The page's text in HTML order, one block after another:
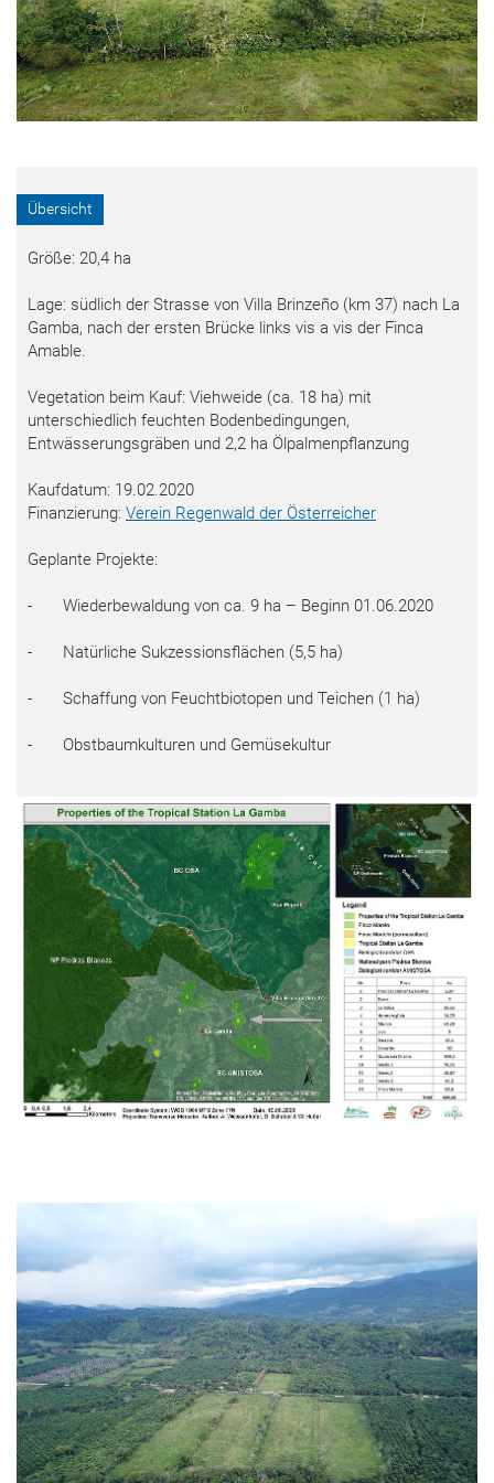
Übersicht
Größe: 20,4 ha
Lage: südlich der Strasse von Villa Brinzeño (km 37) nach La
Gamba, nach der ersten Brücke links vis a vis der Finca
Amable.
Vegetation beim Kauf: Viehweide (ca. 18 ha) mit
unterschiedlich feuchten Bodenbedingungen,
Entwässerungsgräben und 2,2 ha Ölpalmenpflanzung
Kaufdatum: 19.02.2020
Finanzierung: Verein Regenwald der Österreicher
Geplante Projekte:
- Wiederbewaldung von ca. 9 ha – Beginn 01.06.2020
- Natürliche Sukzessionsflächen (5,5 ha)
- Schaffung von Feuchtbiotopen und Teichen (1 ha)
- Obstbaumkulturen und Gemüsekultur